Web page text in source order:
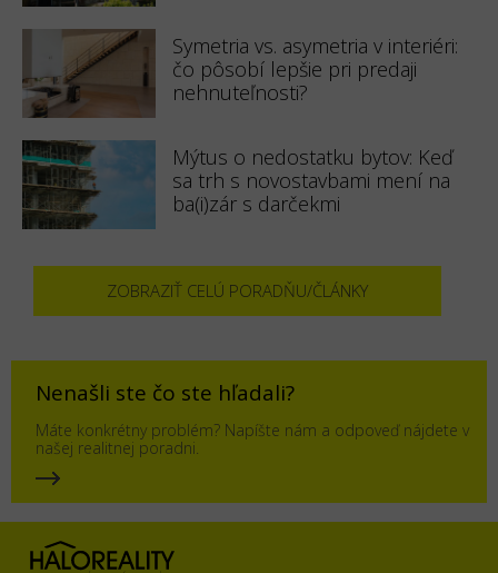
Symetria vs. asymetria v interiéri:
čo pôsobí lepšie pri predaji
nehnuteľnosti?
Mýtus o nedostatku bytov: Keď
sa trh s novostavbami mení na
ba(i)zár s darčekmi
ZOBRAZIŤ CELÚ PORADŇU/ČLÁNKY
Nenašli ste čo ste hľadali?
Máte konkrétny problém? Napíšte nám a odpoveď nájdete v
našej realitnej poradni.